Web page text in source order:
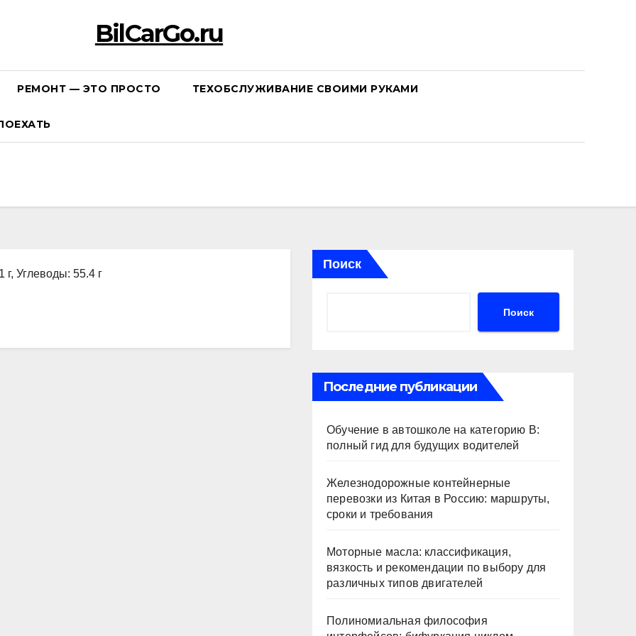
BilCarGo.ru
РЕМОНТ — ЭТО ПРОСТО ТЕХОБСЛУЖИВАНИЕ СВОИМИ РУКАМИ
г, Углеводы: 55.4 г
Поиск
Поиск
Последние публикации
Обучение в автошколе на категорию В:
полный гид для будущих водителей
Железнодорожные контейнерные
перевозки из Китая в Россию: маршруты,
сроки и требования
Моторные масла: классификация,
вязкость и рекомендации по выбору для
различных типов двигателей
Полиномиальная философия